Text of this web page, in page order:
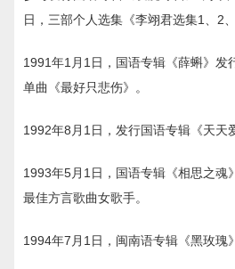
日，三部个人选集《李翊君选集1、2
1991年1月1日，国语专辑《薛蝌》发
单曲《最好只悲伤》。
1992年8月1日，发行国语专辑《天天
1993年5月1日，国语专辑《相思之魂
最佳方言歌曲女歌手。
1994年7月1日，闽南语专辑《黑玫瑰